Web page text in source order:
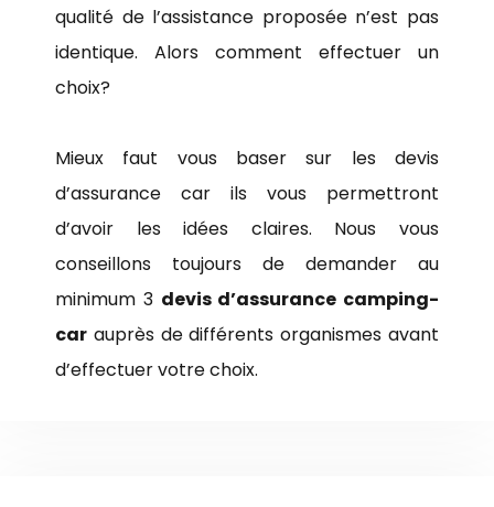
qualité de l’assistance proposée n’est pas
identique. Alors comment effectuer un
choix?
Mieux faut vous baser sur les devis
d’assurance car ils vous permettront
d’avoir les idées claires. Nous vous
conseillons toujours de demander au
minimum 3 devis d’assurance camping-
car auprès de différents organismes avant
d’effectuer votre choix.